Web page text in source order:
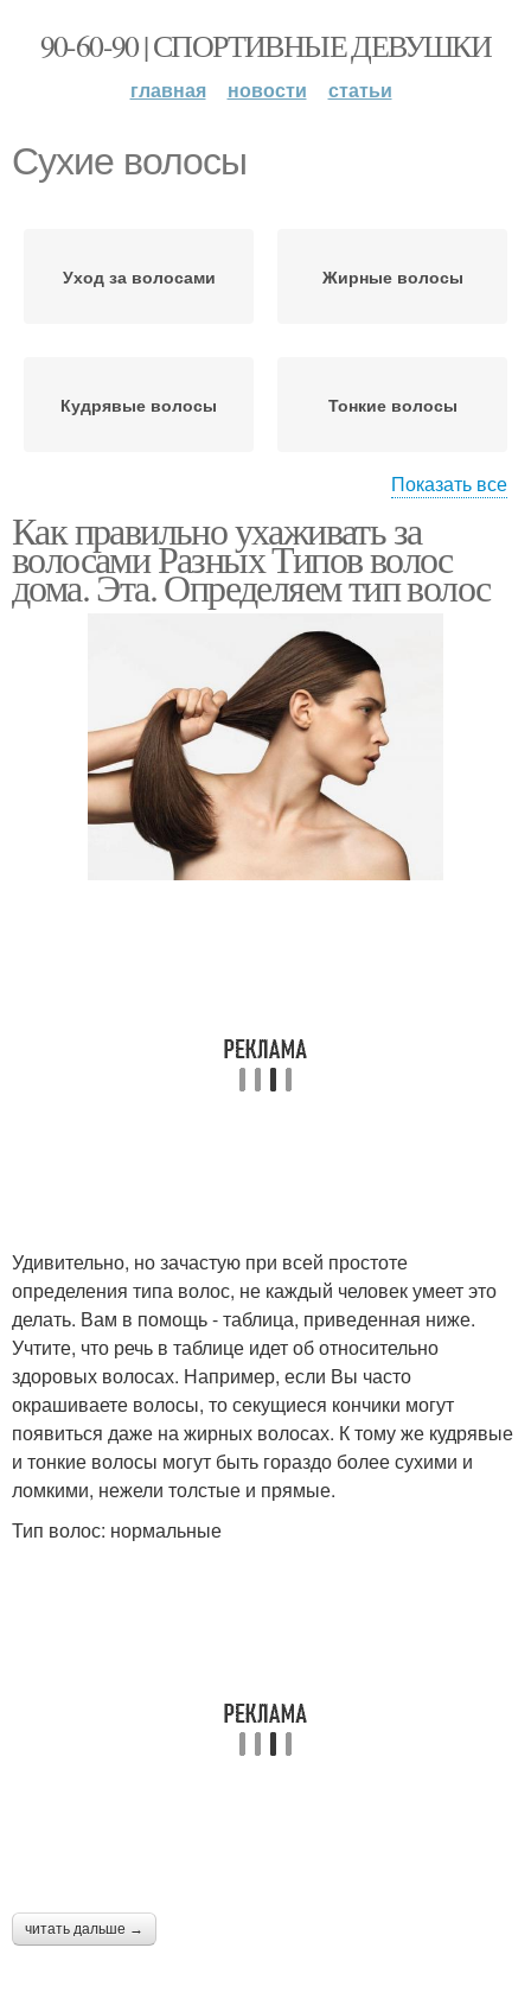
90-60-90 | СПОРТИВНЫЕ ДЕВУШКИ
главная новости статьи
Сухие волосы
Уход за волосами Жирные волосы
Кудрявые волосы Тонкие волосы
волосами
Маски для волос
Мокрые волосы
Маски для жирных
волос
Маска для жирных
Показать все
Как правильно ухаживать за
волосами Разных Типов волос
дома. Эта. Определяем тип волос
Удивительно, но зачастую при всей простоте
определения типа волос, не каждый человек умеет это
делать. Вам в помощь - таблица, приведенная ниже.
Учтите, что речь в таблице идет об относительно
здоровых волосах. Например, если Вы часто
окрашиваете волосы, то секущиеся кончики могут
появиться даже на жирных волосах. К тому же кудрявые
и тонкие волосы могут быть гораздо более сухими и
ломкими, нежели толстые и прямые.
Тип волос: нормальные
читать дальше →